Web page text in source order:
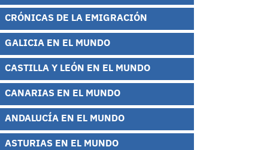
CRÓNICAS DE LA EMIGRACIÓN
GALICIA EN EL MUNDO
CASTILLA Y LEÓN EN EL MUNDO
CANARIAS EN EL MUNDO
ANDALUCÍA EN EL MUNDO
ASTURIAS EN EL MUNDO